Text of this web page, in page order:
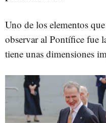
Uno de los elementos
observar al Pontífice fue
tiene unas dimensiones